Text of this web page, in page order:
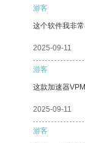
游客
这个软件我非
2025-09-11
游客
这款加速器
2025-09-11
游客